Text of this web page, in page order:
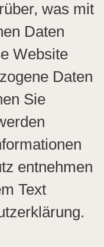
was mit
Daten
Website
Daten
Sie
entnehmen
Text